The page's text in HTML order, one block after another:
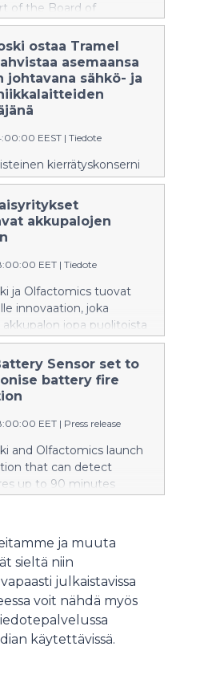
of the Board of
the Financial Statements
Report. In addition,
Report includes a
and an extensive
report.
ostaa Tramel
asemaansa
johtavana sähkö- ja
EEST | Tiedote
kierrätyskonserni
Oy laajentaa
Suomessa.
akkupalojen
EET | Tiedote
ja Olfactomics tuovat
innovaation, joka
akkupalon jopa puolitoista
syttymistä.
Sensor set to
battery fire
EET | Press release
and Olfactomics launch
that can detect
up to 90 minutes
ja muuta
sieltä niin
julkaistavissa
voit nähdä myös
käytettävissä.